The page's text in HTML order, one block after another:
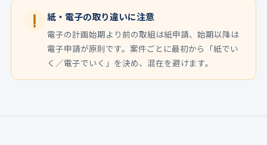
紙・電子の取り違いに注意
電子の計画始期より前の取組は紙申請、始期以降は
電子申請が原則です。案件ごとに最初から「紙でい
く／電子でいく」を決め、混在を避けます。